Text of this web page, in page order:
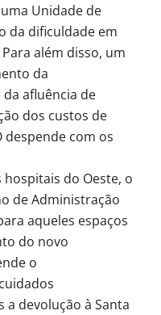
Unidade de
da dificuldade em
além disso, um
da
afluência de
dos custos de
despende com os
do Oeste, o
de Administração
aqueles espaços
do novo
o
devolução à Santa